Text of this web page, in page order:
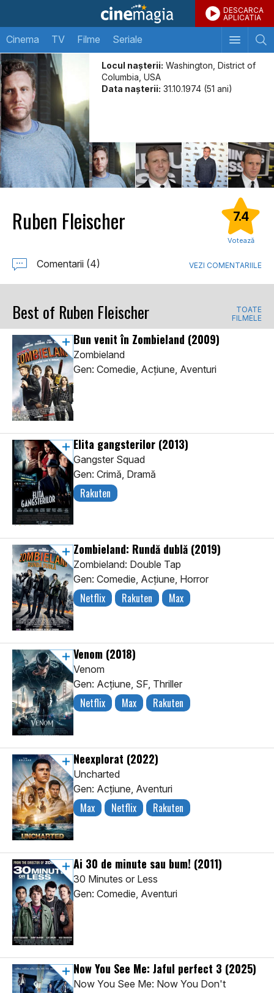
DESCARCA
APLICATIA
Cinema TV Filme Seriale
Locul naşterii: Washington, District of
Columbia, USA
Data naşterii: 31.10.1974 (51 ani)
Ruben Fleischer 7.4
Votează
Comentarii (4) VEZI COMENTARIILE
Best of Ruben Fleischer
TOATE
FILMELE
Bun venit în Zombieland (2009)
Zombieland
Gen: Comedie, Acţiune, Aventuri
Elita gangsterilor (2013)
Gangster Squad
Gen: Crimă, Dramă
Rakuten
Zombieland: Rundă dublă (2019)
Zombieland: Double Tap
Gen: Comedie, Acţiune, Horror
Netflix Rakuten Max
Venom (2018)
Venom
Gen: Acţiune, SF, Thriller
Netflix Max Rakuten
Neexplorat (2022)
Uncharted
Gen: Acţiune, Aventuri
Max Netflix Rakuten
Ai 30 de minute sau bum! (2011)
30 Minutes or Less
Gen: Comedie, Aventuri
Now You See Me: Jaful perfect 3 (2025)
Now You See Me: Now You Don't